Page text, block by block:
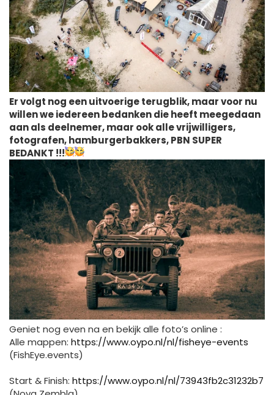
Er volgt nog een uitvoerige terugblik, maar voor nu
willen we iedereen bedanken die heeft meegedaan
aan als deelnemer, maar ook alle vrijwilligers,
fotografen, hamburgerbakkers, PBN SUPER
BEDANKT !!!
Geniet nog even na en bekijk alle foto’s online :
Alle mappen: https://www.oypo.nl/nl/fisheye-events
(FishEye.events)
Start & Finish: https://www.oypo.nl/nl/73943fb2c31232b7